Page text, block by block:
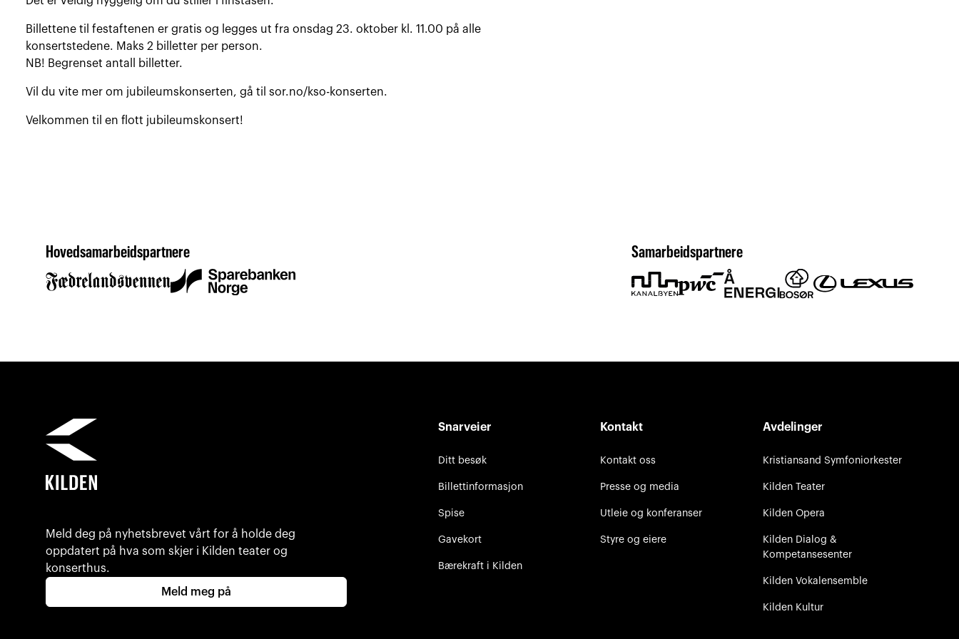
Billettene til festaftenen er gratis og legges ut fra onsdag 23. oktober kl. 11.00 på alle
konsertstedene. Maks 2 billetter per person.
NB! Begrenset antall billetter.
Vil du vite mer om jubileumskonserten, gå til sor.no/kso-konserten.
Velkommen til en flott jubileumskonsert!
Hovedsamarbeidspartnere Samarbeidspartnere
Meld deg på nyhetsbrevet vårt for å holde deg
oppdatert på hva som skjer i Kilden teater og
konserthus.
Meld meg på
Snarveier
Ditt besøk
Billettinformasjon
Spise
Gavekort
Bærekraft i Kilden
Kontakt
Kontakt oss
Presse og media
Utleie og konferanser
Styre og eiere
Avdelinger
Kristiansand Symfoniorkester
Kilden Teater
Kilden Opera
Kilden Dialog &
Kompetansesenter
Kilden Vokalensemble
Kilden Kultur